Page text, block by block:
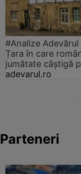
#Analize Adevărul
Țara în care
jumătate câștigă
adevarul.ro
Parteneri